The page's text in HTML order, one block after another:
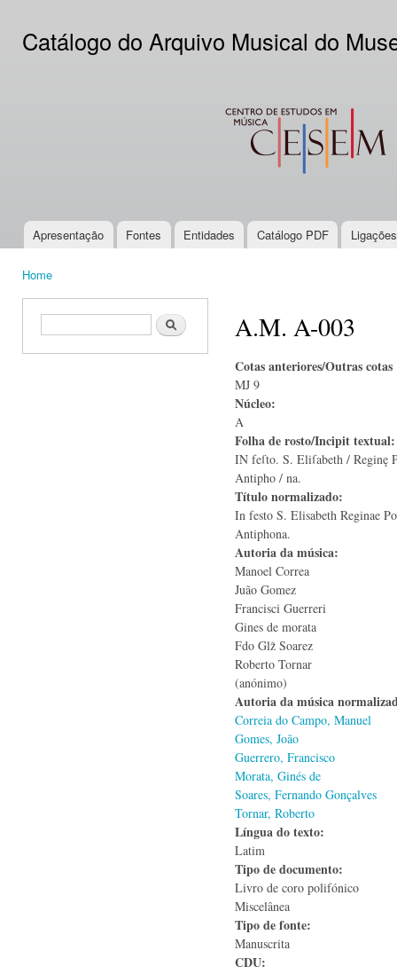
Catálogo do Arquivo Musical do
CESEM
Main menu
Apresentação Fontes Entidades Catálogo PDF
Home
Search form Search A.M. A-003
Cotas anteriores/Outras
MJ 9
Núcleo:
A
Folha de rosto/Incipit
IN feſto. S. Eliſabeth / Reginę
Antipho / na.
Título normalizado:
In festo S. Elisabeth Reginae
Antiphona.
Autoria da música:
Manoel Correa
Juão Gomez
Francisci Guerreri
Gines de morata
Fdo Glz̃ Soarez
Roberto Tornar
(anónimo)
Autoria da música
Correia do Campo, Manuel
Gomes, João
Guerrero, Francisco
Morata, Ginés de
Soares, Fernando Gonçalves
Tornar, Roberto
Língua do texto:
Latim
Tipo de documento:
Livro de coro polifónico
Miscelânea
Tipo de fonte:
Manuscrita
CDU: